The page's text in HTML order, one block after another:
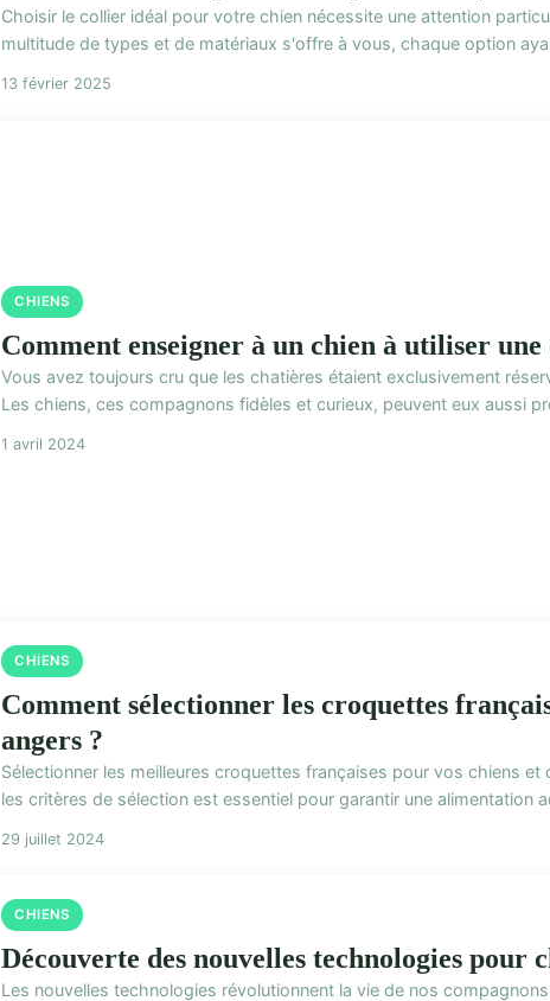
Choisir le collier idéal pour votre chien nécessite une attention
multitude de types et de matériaux s'offre à vous, chaque option
13 février 2025
CHIENS
Comment enseigner à un chien à utiliser une
Vous avez toujours cru que les chatières étaient exclusivement
Les chiens, ces compagnons fidèles et curieux, peuvent eux aussi
1 avril 2024
CHIENS
Comment sélectionner les croquettes
angers ?
Sélectionner les meilleures croquettes françaises pour vos chiens
les critères de sélection est essentiel pour garantir une alimentation
29 juillet 2024
CHIENS
Découverte des nouvelles technologies pour
Les nouvelles technologies révolutionnent la vie de nos